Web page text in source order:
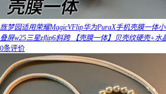
旌梦园适用荣耀MagicVFlip华为PuraX手机壳膜一体
叠屏w25三星zflip6斜跨 【壳膜一体】贝壳纹硬壳+水
0条评价